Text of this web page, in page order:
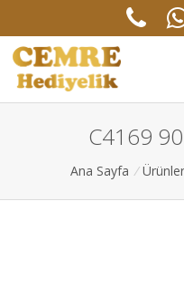
C4169
Ana Sayfa / Ürünler